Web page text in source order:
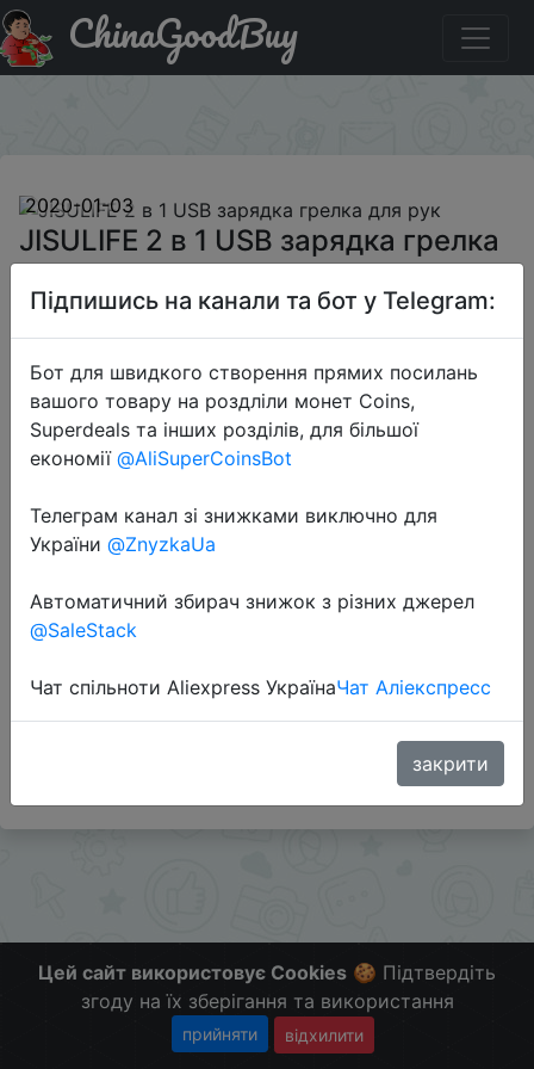
Промокод на знижку BGJUSHT JISULIFE 2 в 1 USB
зарядка грелка для рук
ChinaGoodBuy
2020-01-03
JISULIFE 2 в 1 USB зарядка грелка
для рук
$14.59
Промокод:"BGJUSHT"
Слідкуйте за знижками на мобільному, в телеграм
Цей сайт використовує Cookies 🍪 Підтвердіть
згоду на їх зберігання та використання
прийняти відхилити
Підпишись на канали та бот у Telegram:
Бот для швидкого створення прямих посилань
вашого товару на роздліли монет Coins,
Superdeals та інших розділів, для більшої
економії @AliSuperCoinsBot
Телеграм канал зі знижками виключно для
України @ZnyzkaUa
Автоматичний збирач знижок з різних джерел
@SaleStack
Чат спільноти Aliexpress УкраїнаЧат Аліекспресс
закрити